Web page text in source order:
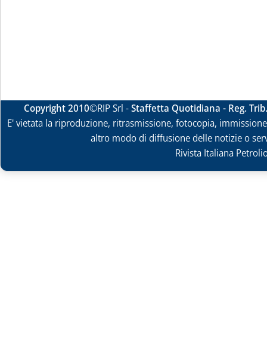
Copyright 2010©RIP Srl -Staffetta Quotidiana - Reg.
E' vietata la riproduzione, ritrasmissione, fotocopia,
altro modo di diffusione delle notizie o
Rivista Italiana